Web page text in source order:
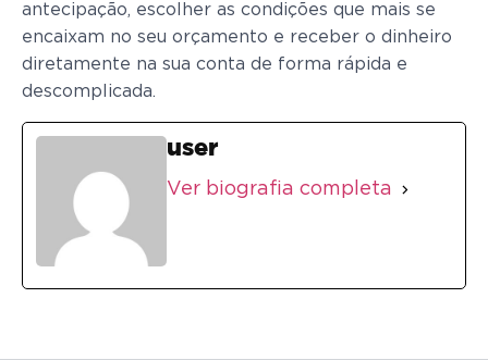
antecipação, escolher as condições que mais se
encaixam no seu orçamento e receber o dinheiro
diretamente na sua conta de forma rápida e
descomplicada.
user
Ver biografia completa